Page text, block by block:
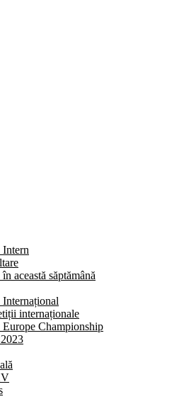
această săptămână
internaționale
Championship